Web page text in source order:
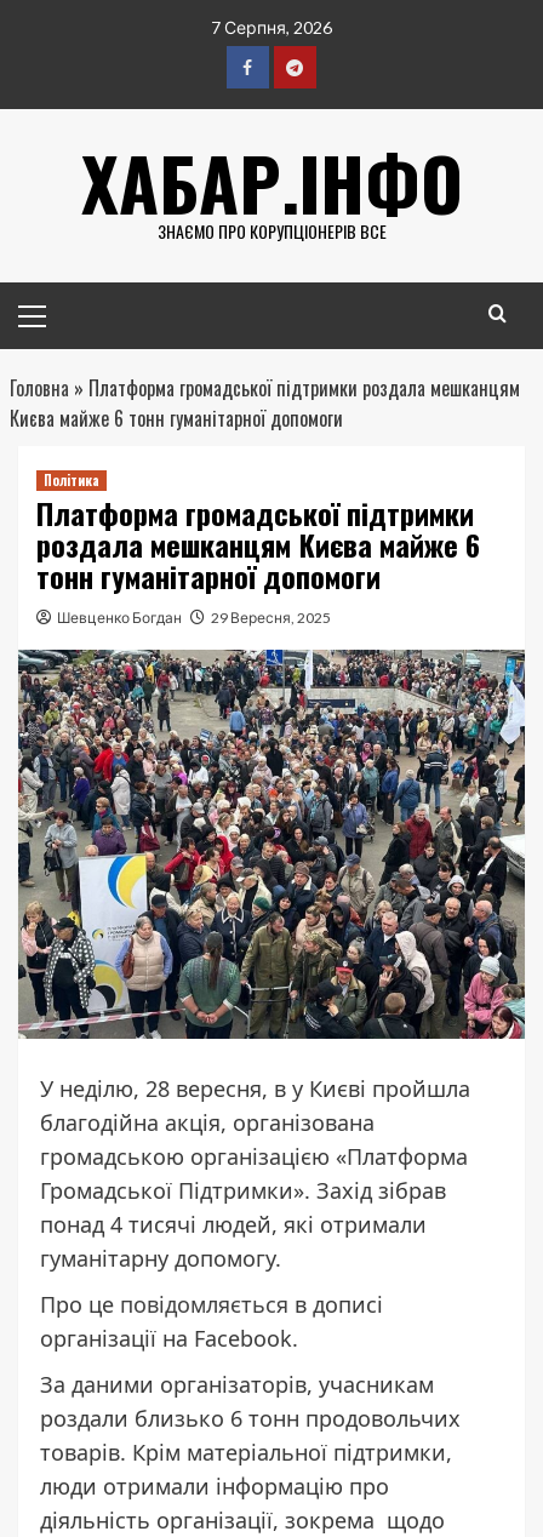
7 Серпня, 2026
FacebookTelegram
ХАБАР.ІНФО
ЗНАЄМО ПРО КОРУПЦІОНЕРІВ ВСЕ
меню
Головна » Платформа громадської підтримки роздала мешканцям
Києва майже 6 тонн гуманітарної допомоги
Політика
Платформа громадської підтримки
роздала мешканцям Києва майже 6
тонн гуманітарної допомоги
Шевценко Богдан 29 Вересня, 2025
У неділю, 28 вересня, в у Києві пройшла
благодійна акція, організована
громадською організацією «Платформа
Громадської Підтримки». Захід зібрав
понад 4 тисячі людей, які отримали
гуманітарну допомогу.
Про це повідомляється в дописі
організації на Facebook.
За даними організаторів, учасникам
роздали близько 6 тонн продовольчих
товарів. Крім матеріальної підтримки,
люди отримали інформацію про
діяльність організації, зокрема щодо